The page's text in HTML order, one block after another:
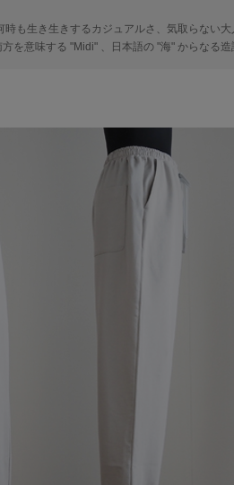
も生き生きするカジュアルさ、気取らない大
を意味する "Midi" 、日本語の "海" からなる造